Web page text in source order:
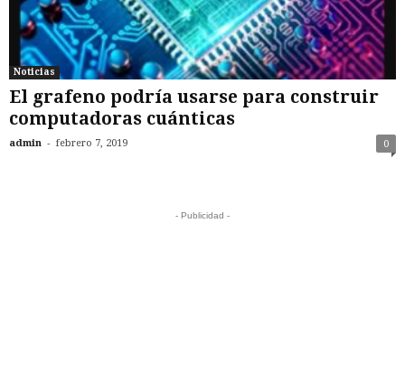
Noticias
El grafeno podría usarse para construir
computadoras cuánticas
admin - febrero 7, 2019 0
- Publicidad -